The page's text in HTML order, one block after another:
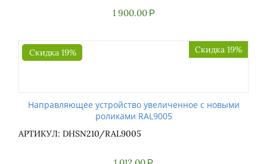
1 900.00 Р
Скидка 19% Скидка 19%
Направляющее устройство увеличенное с новыми
роликами RAL9005
АРТИКУЛ: DHSN210/RAL9005